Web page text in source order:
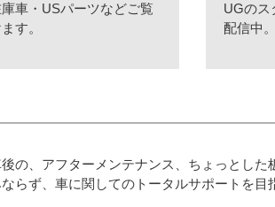
車・USパーツなどご覧
す。
UGのス
配信中
の、アフターメンテナンス、ちょっとした
らず、車に関してのトータルサポートを目